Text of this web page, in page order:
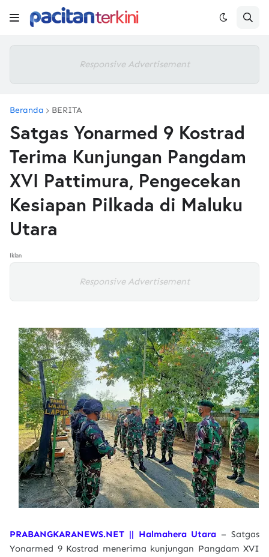
Responsive Advertisement
Beranda BERITA
Satgas Yonarmed 9 Kostrad
Terima Kunjungan Pangdam
XVI Pattimura, Pengecekan
Kesiapan Pilkada di Maluku
Utara
Iklan
Responsive Advertisement
PRABANGKARANEWS.NET || Halmahera Utara – Satgas
Yonarmed 9 Kostrad menerima kunjungan Pangdam XVI